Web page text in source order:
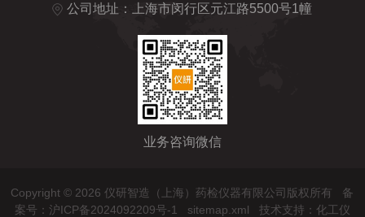
公司地址：上海市闵行区元江路5500号1幢
业务咨询微信
Copyright © 2026 仪研智造（上海）药检仪器有限公司版权所有 备
案号：沪ICP备2024092209号-1
sitemap.xml 技术支持： 化工仪